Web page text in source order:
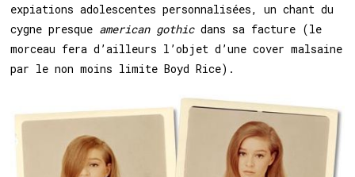
expiations adolescentes personnalisées, un chant du
cygne presque american gothicdans sa facture (le
morceau fera d’ailleurs l’objet d’une cover malsaine
par le non moins limite Boyd Rice).